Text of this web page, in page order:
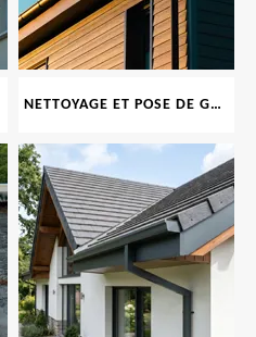
NETTOYAGE ET POSE DE GOUTTIÈRE 69